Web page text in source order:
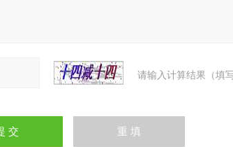
请输入计算结果（填